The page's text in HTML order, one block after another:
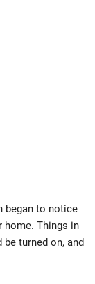
began to notice
home. Things in
turned on, and